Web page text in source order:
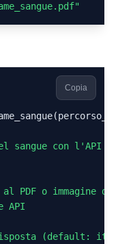
sangue con l
'API
PDF o immagine
API
(default: it)
Copia